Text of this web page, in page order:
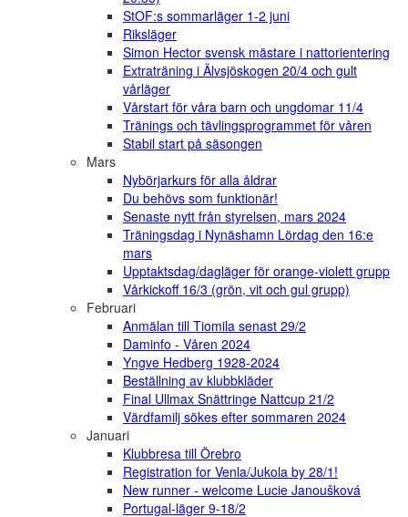
StOF:s sommarläger 1-2 juni
Riksläger
Simon Hector svensk mästare i nattorientering
Extraträning i Älvsjöskogen 20/4 och gult
vårläger
Vårstart för våra barn och ungdomar 11/4
Tränings och tävlingsprogrammet för våren
Stabil start på säsongen
Mars
Nybörjarkurs för alla åldrar
Du behövs som funktionär!
Senaste nytt från styrelsen, mars 2024
Träningsdag i Nynäshamn Lördag den 16:e
mars
Upptaktsdag/dagläger för orange-violett grupp
Vårkickoff 16/3 (grön, vit och gul grupp)
Februari
Anmälan till Tiomila senast 29/2
Daminfo - Våren 2024
Yngve Hedberg 1928-2024
Beställning av klubbkläder
Final Ullmax Snättringe Nattcup 21/2
Värdfamilj sökes efter sommaren 2024
Januari
Klubbresa till Örebro
Registration for Venla/Jukola by 28/1!
New runner - welcome Lucie Janoušková
Portugal-läger 9-18/2